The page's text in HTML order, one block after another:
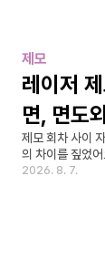
제모
레이저
면, 면도
제모 회차 사이
의 차이를 짚었어
2026. 8. 7.